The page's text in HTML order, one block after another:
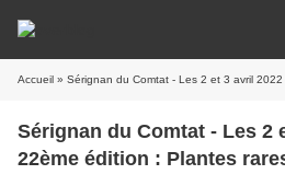
Accueil » Sérignan du Comtat - Les 2 et 3 avril 2022 -
Sérignan du Comtat - Les 2
22ème édition :